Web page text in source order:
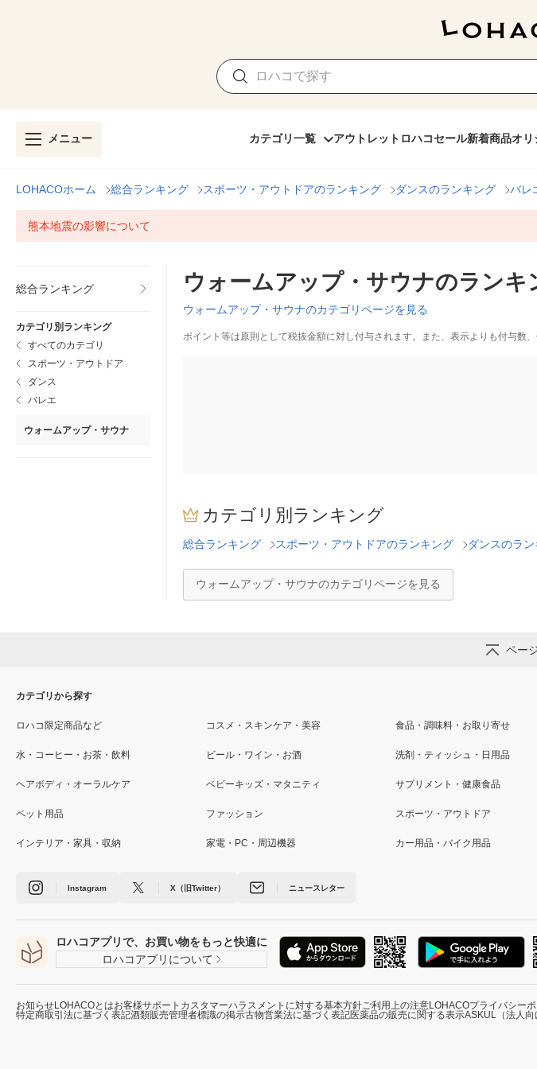
メニュー カテゴリ一覧 アウトレット ロハコセール新着商品オリ
LOHACOホーム 総合ランキング スポーツ・アウトドアのランキング ダンスのランキング バレ
熊本地震の影響について
総合ランキング
カテゴリ別ランキング
すべてのカテゴリ
スポーツ・アウトドア
ダンス
バレエ
ウォームアップ・サウナ
ウォームアップ・サウナのランキ
ウォームアップ・サウナのカテゴリページを見る
ポイント等は原則として税抜金額に対し付与されます。また、表示よりも付与数
カテゴリ別ランキング
総合ランキング スポーツ・アウトドアのランキング ダンスのラ
ウォームアップ・サウナのカテゴリページを見る
ペー
カテゴリから探す
ロハコ限定商品など コスメ・スキンケア・美容 食品・調味料・お取り寄せ
水・コーヒー・お茶・飲料 ビール・ワイン・お酒 洗剤・ティッシュ・日用品
ヘアボディ・オーラルケア ベビーキッズ・マタニティ サプリメント・健康食品
ペット用品 ファッション スポーツ・アウトドア
インテリア・家具・収納 家電・PC・周辺機器 カー用品・バイク用品
Instagram X（旧Twitter） ニュースレター
ロハコアプリで、お買い物をもっと快適に
ロハコアプリについて
お知らせLOHACOとはお客様サポート カスタマーハラスメントに対する基本方針ご利用上の注意LOHACOプライバシー
特定商取引法に基づく表記酒類販売管理者標識の掲示古物営業法に基づく表記医薬品の販売に関する表示ASKUL（法人向